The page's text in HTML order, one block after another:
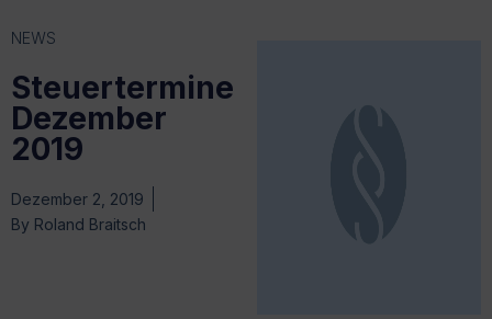
NEWS
Steuertermine
Dezember
2019
Dezember 2, 2019
By Roland Braitsch